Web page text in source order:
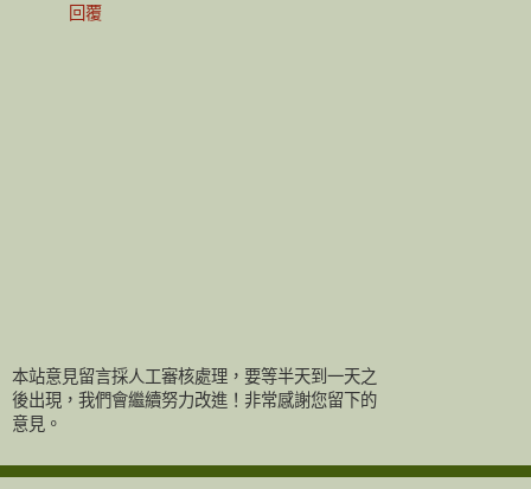
回覆
本站意見留言採人工審核處理，要等半天到一天之
後出現，我們會繼續努力改進！非常感謝您留下的
意見。